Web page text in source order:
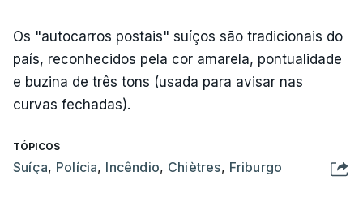
Os "autocarros postais" suíços são tradicionais do
país, reconhecidos pela cor amarela, pontualidade
e buzina de três tons (usada para avisar nas
curvas fechadas).
TÓPICOS
Suíça, Polícia, Incêndio, Chiètres, Friburgo